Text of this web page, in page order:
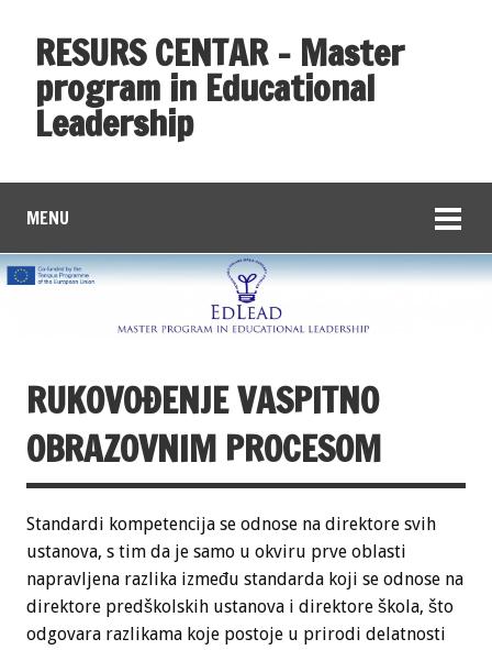
RESURS CENTAR – Master
program in Educational
Leadership
MENU
RUKOVOĐENJE VASPITNO
OBRAZOVNIM PROCESOM
Standardi kompetencija se odnose na direktore svih
ustanova, s tim da je samo u okviru prve oblasti
napravljena razlika između standarda koji se odnose na
direktore predškolskih ustanova i direktore škola, što
odgovara razlikama koje postoje u prirodi delatnosti